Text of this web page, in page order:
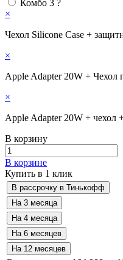
Комбо 3 ?
×
Чехол Silicone Case +
×
Apple Adapter 20W + Чехол
×
Apple Adapter 20W + чехол
В корзину
В корзине
Купить в 1 клик